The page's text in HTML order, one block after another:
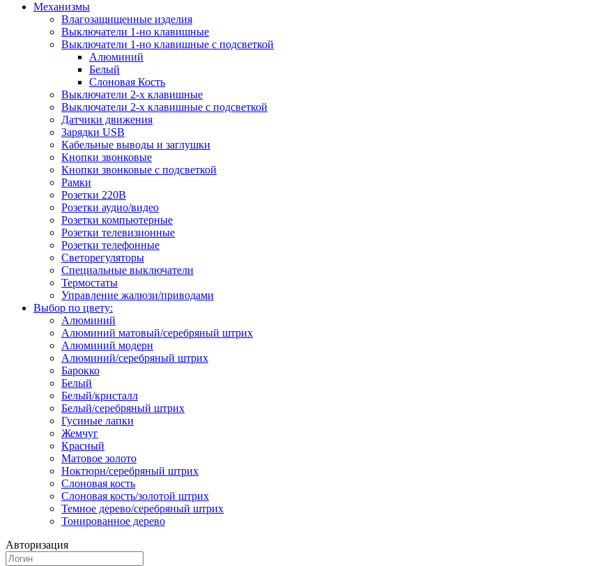
Механизмы
Влагозащищенные изделия
Выключатели 1-но клавишные
Выключатели 1-но клавишные с подсветкой
Алюминий
Белый
Слоновая Кость
Выключатели 2-х клавишные
Выключатели 2-х клавишные с подсветкой
Датчики движения
Зарядки USB
Кабельные выводы и заглушки
Кнопки звонковые
Кнопки звонковые с подсветкой
Рамки
Розетки 220В
Розетки аудио/видео
Розетки компьютерные
Розетки телевизионные
Розетки телефонные
Светорегуляторы
Специальные выключатели
Термостаты
Управление жалюзи/приводами
Выбор по цвету:
Алюминий
Алюминий матовый/серебряный штрих
Алюминий модерн
Алюминий/серебряный штрих
Барокко
Белый
Белый/кристалл
Белый/серебряный штрих
Гусиные лапки
Жемчуг
Красный
Матовое золото
Ноктюрн/серебряный штрих
Слоновая кость
Слоновая кость/золотой штрих
Темное дерево/серебряный штрих
Тонированное дерево
Авторизация